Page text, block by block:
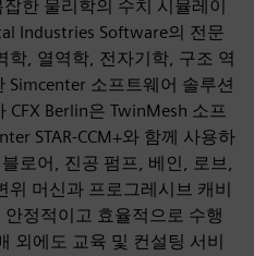
한 물리학의 수치 시뮬레이
Industries Software의 전문
학, 열역학, 전자기학, 구조 역
Simcenter 소프트웨어 솔루션
Berlin은 TwinMesh 소프
STAR-CCM+와 함께 사용하
로어, 진공 펌프, 베인, 로브,
위 머신과 프로그레시브 캐비
정적이고 효율적으로 수행
외에도 교육 및 컨설팅 서비